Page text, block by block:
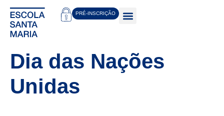
PRÉ-INSCRIÇÃO
Dia das Nações
Unidas